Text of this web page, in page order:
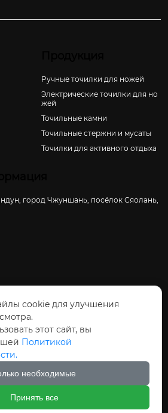
Ручные точилки для ножей
Электрические точилки для но
жей
Точильные камни
Точильные стержни и мусаты
Точилки для активного отдыха
город Чжуншань, посёлок Сяолань,
Чжуншань Хайвэй
cookie для улучшения
этот сайт, вы
Политикой
необходимые
Принять все